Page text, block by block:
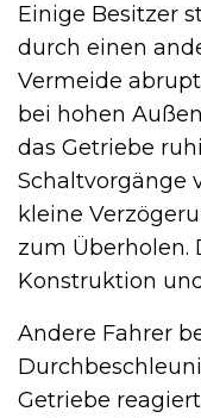
Einige Besitzer
durch einen
Vermeide
bei hohen
das Getriebe
Schaltvorgänge
kleine
zum Überholen.
Konstruktion
Andere Fahrer
Getriebe